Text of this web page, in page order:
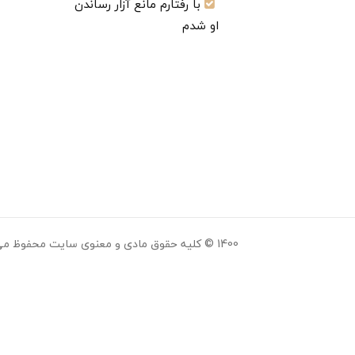
با رفتارم مانع آزار رساندن
او شدم
1400 © کلیه حقوق مادی و معنوی سایت محفوظ می باشد.